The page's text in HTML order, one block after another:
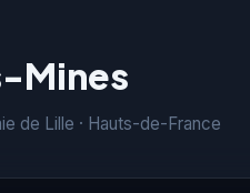
Mines
de Lille · Hauts-de-France